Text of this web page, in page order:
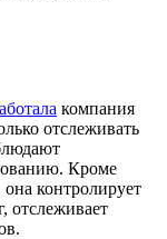
компания
отслеживать
Кроме
контролирует
отслеживает